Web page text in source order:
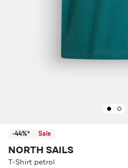
-44%* Sale
NORTH SAILS
T-Shirt petrol